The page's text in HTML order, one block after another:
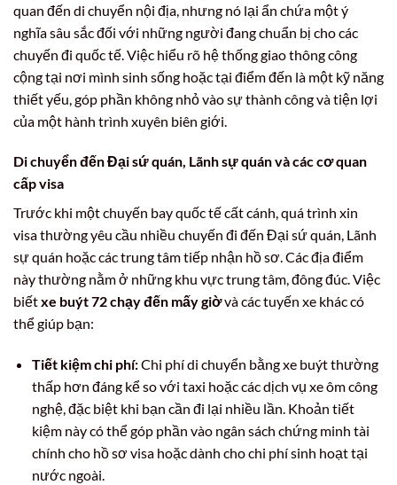
quan đến di chuyển nội địa, nhưng nó lại ẩn chứa một ý
nghĩa sâu sắc đối với những người đang chuẩn bị cho các
chuyến đi quốc tế. Việc hiểu rõ hệ thống giao thông công
cộng tại nơi mình sinh sống hoặc tại điểm đến là một kỹ năng
thiết yếu, góp phần không nhỏ vào sự thành công và tiện lợi
của một hành trình xuyên biên giới.
Di chuyển đến Đại sứ quán, Lãnh sự quán và các cơ quan
cấp visa
Trước khi một chuyến bay quốc tế cất cánh, quá trình xin
visa thường yêu cầu nhiều chuyến đi đến Đại sứ quán, Lãnh
sự quán hoặc các trung tâm tiếp nhận hồ sơ. Các địa điểm
này thường nằm ở những khu vực trung tâm, đông đúc. Việc
biếtxe buýt 72 chạy đến mấy giờvà các tuyến xe khác có
thể giúp bạn:
Tiết kiệm chi phí:Chi phí di chuyển bằng xe buýt thường
thấp hơn đáng kể so với taxi hoặc các dịch vụ xe ôm công
nghệ, đặc biệt khi bạn cần đi lại nhiều lần. Khoản tiết
kiệm này có thể góp phần vào ngân sách chứng minh tài
chính cho hồ sơ visa hoặc dành cho chi phí sinh hoạt tại
nước ngoài.